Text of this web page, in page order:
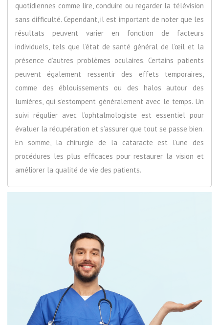
quotidiennes comme lire, conduire ou regarder la télévision
sans difficulté. Cependant, il est important de noter que les
résultats peuvent varier en fonction de facteurs
individuels, tels que l’état de santé général de l’œil et la
présence d’autres problèmes oculaires. Certains patients
peuvent également ressentir des effets temporaires,
comme des éblouissements ou des halos autour des
lumières, qui s’estompent généralement avec le temps. Un
suivi régulier avec l’ophtalmologiste est essentiel pour
évaluer la récupération et s’assurer que tout se passe bien.
En somme, la chirurgie de la cataracte est l’une des
procédures les plus efficaces pour restaurer la vision et
améliorer la qualité de vie des patients.